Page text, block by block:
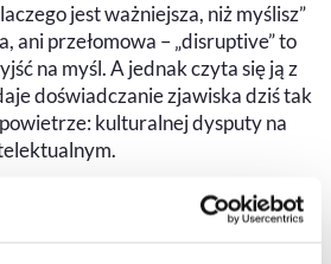
jest ważniejsza, niż myślisz”
ani przełomowa – „disruptive” to
na myśl. A jednak czyta się ją z
doświadczanie zjawiska dziś tak
kulturalnej dysputy na